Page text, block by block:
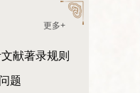
更多+
献著录规则
题